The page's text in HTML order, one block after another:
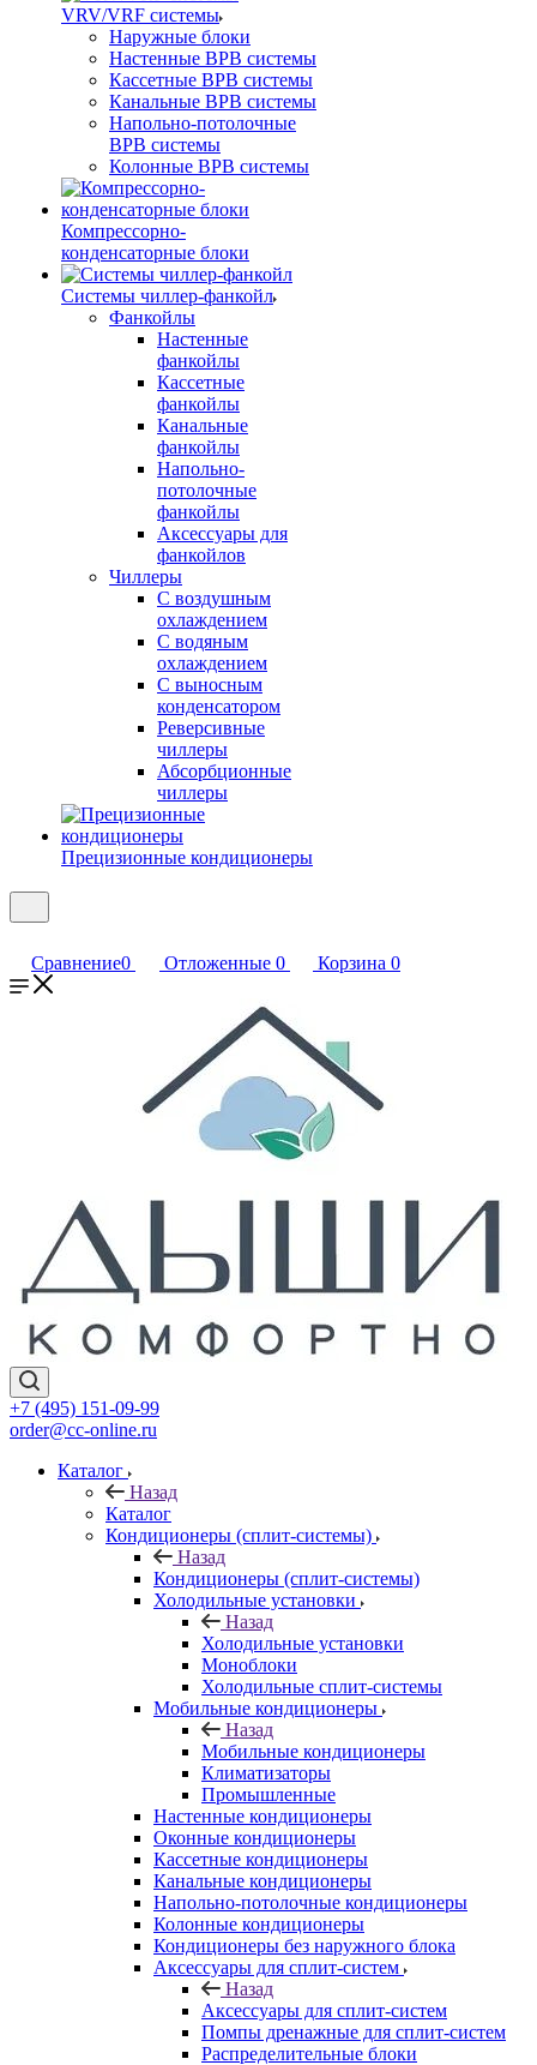
VRV/VRF системы
Наружные блоки
Настенные ВРВ системы
Кассетные ВРВ системы
Канальные ВРВ системы
Напольно-потолочные
ВРВ системы
Колонные ВРВ системы
Компрессорно-
конденсаторные блоки
Системы чиллер-фанкойл
Фанкойлы
Настенные
фанкойлы
Кассетные
фанкойлы
Канальные
фанкойлы
Напольно-
потолочные
фанкойлы
Аксессуары для
фанкойлов
Чиллеры
С воздушным
охлаждением
С водяным
охлаждением
С выносным
конденсатором
Реверсивные
чиллеры
Абсорбционные
чиллеры
Прецизионные кондиционеры
Сравнение0 Отложенные 0 Корзина 0
+7 (495) 151-09-99
order@cc-online.ru
Каталог
Назад
Каталог
Кондиционеры (сплит-системы)
Назад
Кондиционеры (сплит-системы)
Холодильные установки
Назад
Холодильные установки
Моноблоки
Холодильные сплит-системы
Мобильные кондиционеры
Назад
Мобильные кондиционеры
Климатизаторы
Промышленные
Настенные кондиционеры
Оконные кондиционеры
Кассетные кондиционеры
Канальные кондиционеры
Напольно-потолочные кондиционеры
Колонные кондиционеры
Кондиционеры без наружного блока
Аксессуары для сплит-систем
Назад
Аксессуары для сплит-систем
Помпы дренажные для сплит-систем
Распределительные блоки